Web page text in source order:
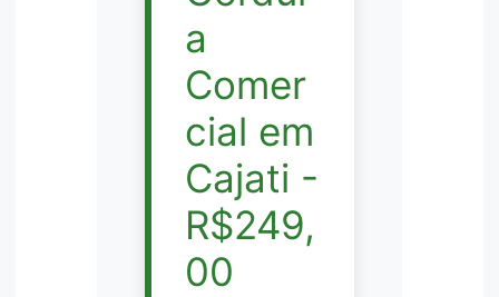
a
Comer
cial em
Cajati -
R$249,
00